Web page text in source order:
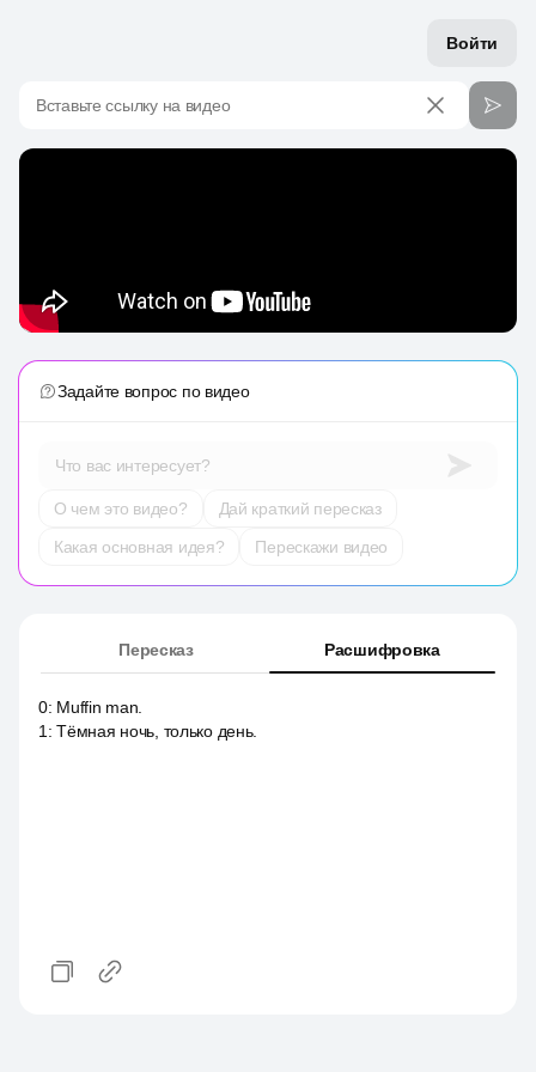
Войти
Вставьте ссылку на видео
Задайте вопрос по видео
Что вас интересует?
О чем это видео?
Дай краткий пересказ
Какая основная идея?
Перескажи видео
Пересказ Расшифровка
0: Muffin man.
1 :Тёмная ночь, только день.